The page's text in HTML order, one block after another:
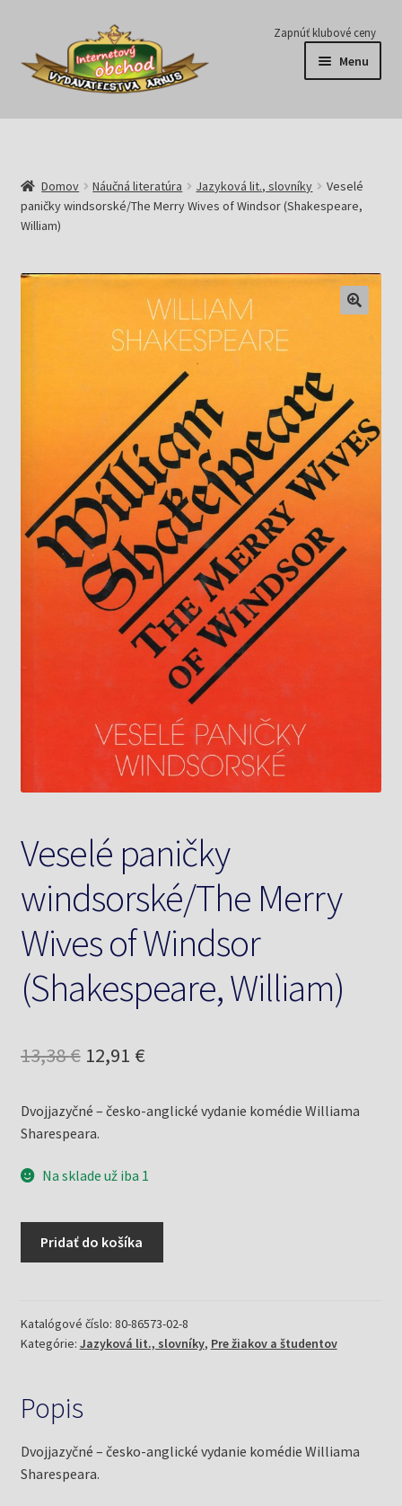
Preskočiť
navigáciu
Preskočiť
obsah
Zapnúť klubové ceny
Menu
Série
E-knihy
Domov Náučná literatúra Jazyková lit., slovníky
Veselé
paničky windsorské/The Merry Wives of Windsor (Shakespeare,
William)
Veselé paničky
windsorské/The Merry
Wives of Windsor
(Shakespeare, William)
13,38€ Pôvodná
bola:
12,91 €Aktuálna
je:
Dvojjazyčné – česko-anglické vydanie komédie Williama
Sharespeara.
Na sklade už iba 1
množstvo
Merry
Wives
(Shakespeare,
Pridať do košíka
Katalógové číslo: 80-86573-02-8
Kategórie: Jazyková lit., slovníky, Pre žiakov a študentov
Popis
Dvojjazyčné – česko-anglické vydanie komédie Williama
Sharespeara.